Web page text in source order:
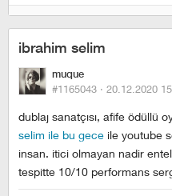
ibrahim selim
muque
#1165043 · 20.12.2020
dublaj sanatçısı, afife ödüllü
selim ile bu gece ile youtube
insan. itici olmayan nadir
tespitte 10/10 performans